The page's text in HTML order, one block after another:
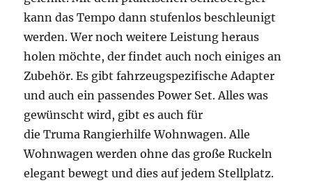
kann das Tempo dann stufenlos beschleunigt
werden. Wer noch weitere Leistung heraus
holen möchte, der findet auch noch einiges an
Zubehör. Es gibt fahrzeugspezifische Adapter
und auch ein passendes Power Set. Alles was
gewünscht wird, gibt es auch für
die Truma Rangierhilfe Wohnwagen. Alle
Wohnwagen werden ohne das große Ruckeln
elegant bewegt und dies auf jedem Stellplatz.